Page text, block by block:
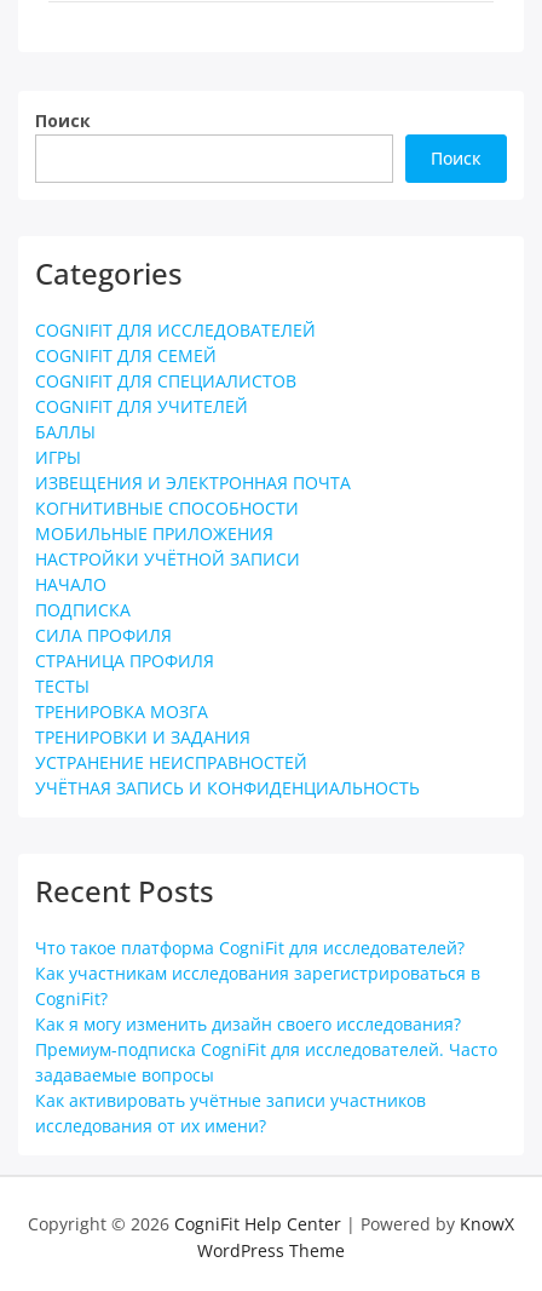
Поиск
Поиск
Categories
COGNIFIT ДЛЯ ИССЛЕДОВАТЕЛЕЙ
COGNIFIT ДЛЯ СЕМЕЙ
COGNIFIT ДЛЯ СПЕЦИАЛИСТОВ
COGNIFIT ДЛЯ УЧИТЕЛЕЙ
БАЛЛЫ
ИГРЫ
ИЗВЕЩЕНИЯ И ЭЛЕКТРОННАЯ ПОЧТА
КОГНИТИВНЫЕ СПОСОБНОСТИ
МОБИЛЬНЫЕ ПРИЛОЖЕНИЯ
НАСТРОЙКИ УЧЁТНОЙ ЗАПИСИ
НАЧАЛО
ПОДПИСКА
СИЛА ПРОФИЛЯ
СТРАНИЦА ПРОФИЛЯ
ТЕСТЫ
ТРЕНИРОВКА МОЗГА
ТРЕНИРОВКИ И ЗАДАНИЯ
УСТРАНЕНИЕ НЕИСПРАВНОСТЕЙ
УЧЁТНАЯ ЗАПИСЬ И КОНФИДЕНЦИАЛЬНОСТЬ
Recent Posts
Что такое платформа CogniFit для исследователей?
Как участникам исследования зарегистрироваться в
CogniFit?
Как я могу изменить дизайн своего исследования?
Премиум-подписка CogniFit для исследователей. Часто
задаваемые вопросы
Как активировать учётные записи участников
исследования от их имени?
Copyright © 2026 CogniFit Help Center | Powered by KnowX
WordPress Theme